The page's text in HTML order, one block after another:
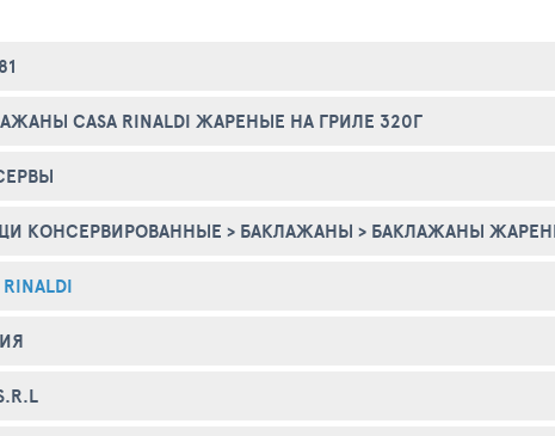
CASA RINALDI ЖАРЕНЫЕ НА ГРИЛЕ 320Г
КОНСЕРВИРОВАННЫЕ > БАКЛАЖАНЫ > БАКЛАЖАНЫ